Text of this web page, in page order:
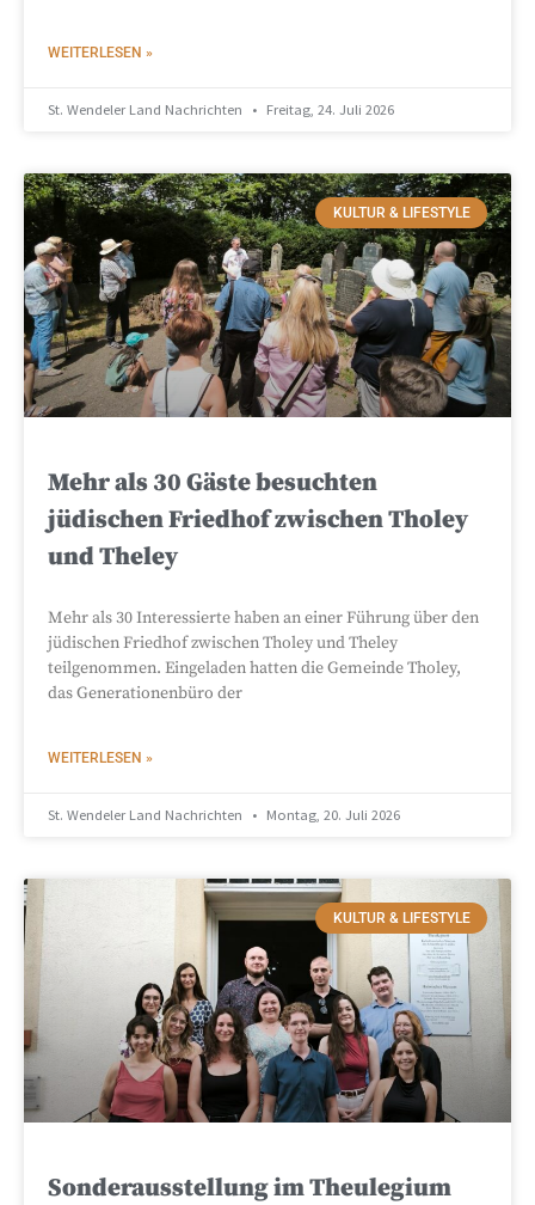
WEITERLESEN »
St. Wendeler Land Nachrichten Freitag, 24. Juli 2026
KULTUR & LIFESTYLE
Mehr als 30 Gäste besuchten
jüdischen Friedhof zwischen Tholey
und Theley
Mehr als 30 Interessierte haben an einer Führung über den
jüdischen Friedhof zwischen Tholey und Theley
teilgenommen. Eingeladen hatten die Gemeinde Tholey,
das Generationenbüro der
WEITERLESEN »
St. Wendeler Land Nachrichten Montag, 20. Juli 2026
KULTUR & LIFESTYLE
Sonderausstellung im Theulegium